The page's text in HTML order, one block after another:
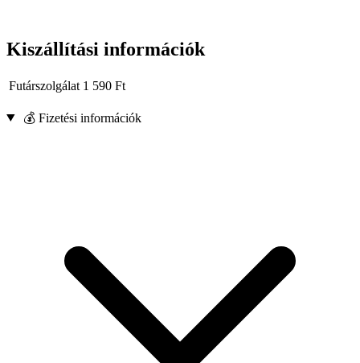
Kiszállítási információk
Futárszolgálat 1 590 Ft
💰 Fizetési információk